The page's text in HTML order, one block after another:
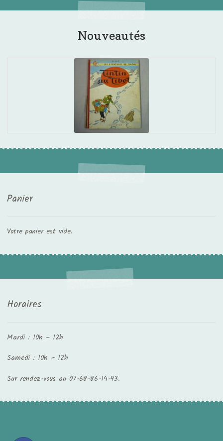
Nouveautés
Panier
Votre panier est vide.
Horaires
Mardi : 10h – 12h
Samedi : 10h – 12h
Sur rendez-vous au 07-68-86-14-93.